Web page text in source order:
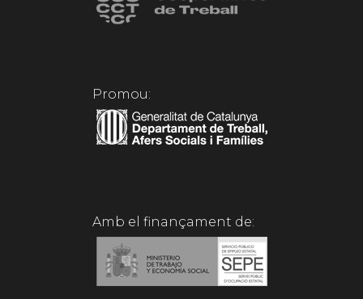
Promou:
Amb el finançament de: